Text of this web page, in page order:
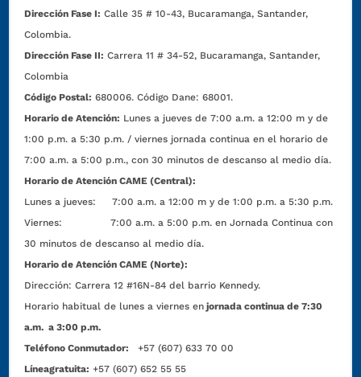
Dirección Fase I: Calle 35 # 10-43, Bucaramanga, Santander,
Colombia.
Dirección Fase II: Carrera 11 # 34-52, Bucaramanga, Santander,
Colombia
Código Postal: 680006. Código Dane: 68001.
Horario de Atención: Lunes a jueves de 7:00 a.m. a 12:00 m y de
1:00 p.m. a 5:30 p.m. / viernes jornada continua en el horario de
7:00 a.m. a 5:00 p.m., con 30 minutos de descanso al medio día.
Horario de Atención CAME (Central):
Lunes a jueves: 7:00 a.m. a 12:00 m y de 1:00 p.m. a 5:30 p.m.
Viernes: 7:00 a.m. a 5:00 p.m. en Jornada Continua con
30 minutos de descanso al medio día.
Horario de Atención CAME (Norte):
Dirección:Carrera 12 #16N-84 del barrio Kennedy.
Horario habitual de lunes a viernes en jornada continua de 7:30
a.m. a 3:00 p.m.
Teléfono Conmutador:
+57 (607) 633 70 00
Líneagratuita: +57 (607) 652 55 55